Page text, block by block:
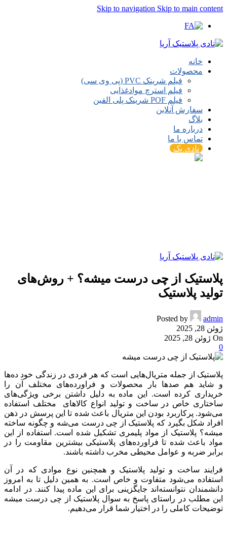
Skip to navigation Skip to main content
خانه
محصولات
فیلم شرینک PVC (پی وی سی)
فیلم استرچ موادغذایی
فیلم POF شرینک پلی الفین
سفارش آنلاین
بلاگ
درباره ما
تماس با ما
نادی پک
پلاستیک از چی درست میشه؟ + روش‌های
تولید پلاستیک
Posted by
admin
ژوئن 28, 2025
On ژوئن 28, 2025
0
پلاستیک از جمله متریال‌هایی است که هر فردی در زندگی خود ده‌ها
و شاید هم صدها بار محصولات و فراورده‌های مختلف آن را
خریداری کرده است. این ماده به دلیل داشتن برخی ویژگی‌های
ساختاری خاص در ساخت و تولید انواع کالاهای مختلف استفاده
می‌شود. پرکاربرد بودن این متریال باعث شده تا این پرسش در ذهن
افراد شکل بگیرد که پلاستیک از چی درست می‌شه و چگونه ساخته
میشه؟ پلاستیک از مواد پلیمری تشکیل شده است. استفاده از این
مواد باعث شده تا فراورده‌های پلاستیکی بیشترین مقاومت را در
برابر ضربه و عوامل محیطی مخرب داشته باشند.
فرایند ساخت و تولید پلاستیک و همچنین نوع موادی که در آن
استفاده می‌شود متفاوت و خاص است. به همین دلیل تا به امروز
دانشمندان نتوانسته‌اند جایگزینی برای این ماده پیدا کنند. در ادامه
این مطلب در راستای پاسخ به سوال پلاستیک از چی درست میشه
توضیحات کاملی را در اختیار شما قرار می‌دهیم.